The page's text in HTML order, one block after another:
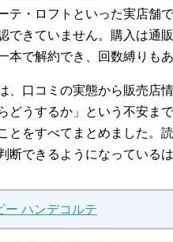
テ・ロフトといった実店舗
できていません。購入は通
本で解約でき、回数縛りもあ
、口コミの実態から販売店
どうするか」という不安ま
とをすべてまとめました。
断できるようになっているは
ー ハンデコルテ